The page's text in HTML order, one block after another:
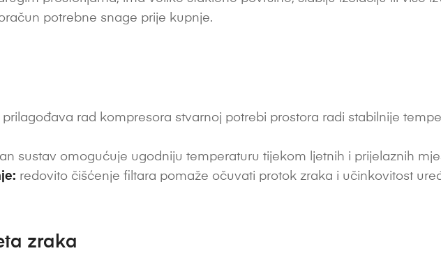
potrebne snage prije kupnje.
prilagođava rad kompresora stvarnoj potrebi prostora radi stabilnije
sustav omogućuje ugodniju temperaturu tijekom ljetnih i prijelaznih
redovito čišćenje filtara pomaže očuvati protok zraka i učinkovitost
zraka